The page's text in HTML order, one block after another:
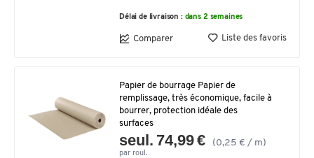
Délai de livraison : dans 2 semaines
Comparer Liste des favoris
Papier de bourrage Papier de
remplissage, très économique, facile à
bourrer, protection idéale des
surfaces
seul. 74,99 € (0,25 € / m)
par roul.